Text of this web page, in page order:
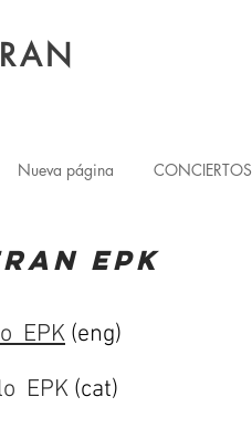
Nueva página CONCIERTOS
epk
EPK (eng)
EPK (cat)